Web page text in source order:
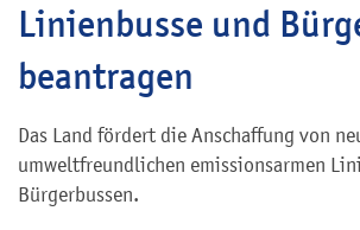
Linienbusse und
beantragen
Das Land fördert die Anschaffung von
umweltfreundlichen emissionsarmen
Bürgerbussen.